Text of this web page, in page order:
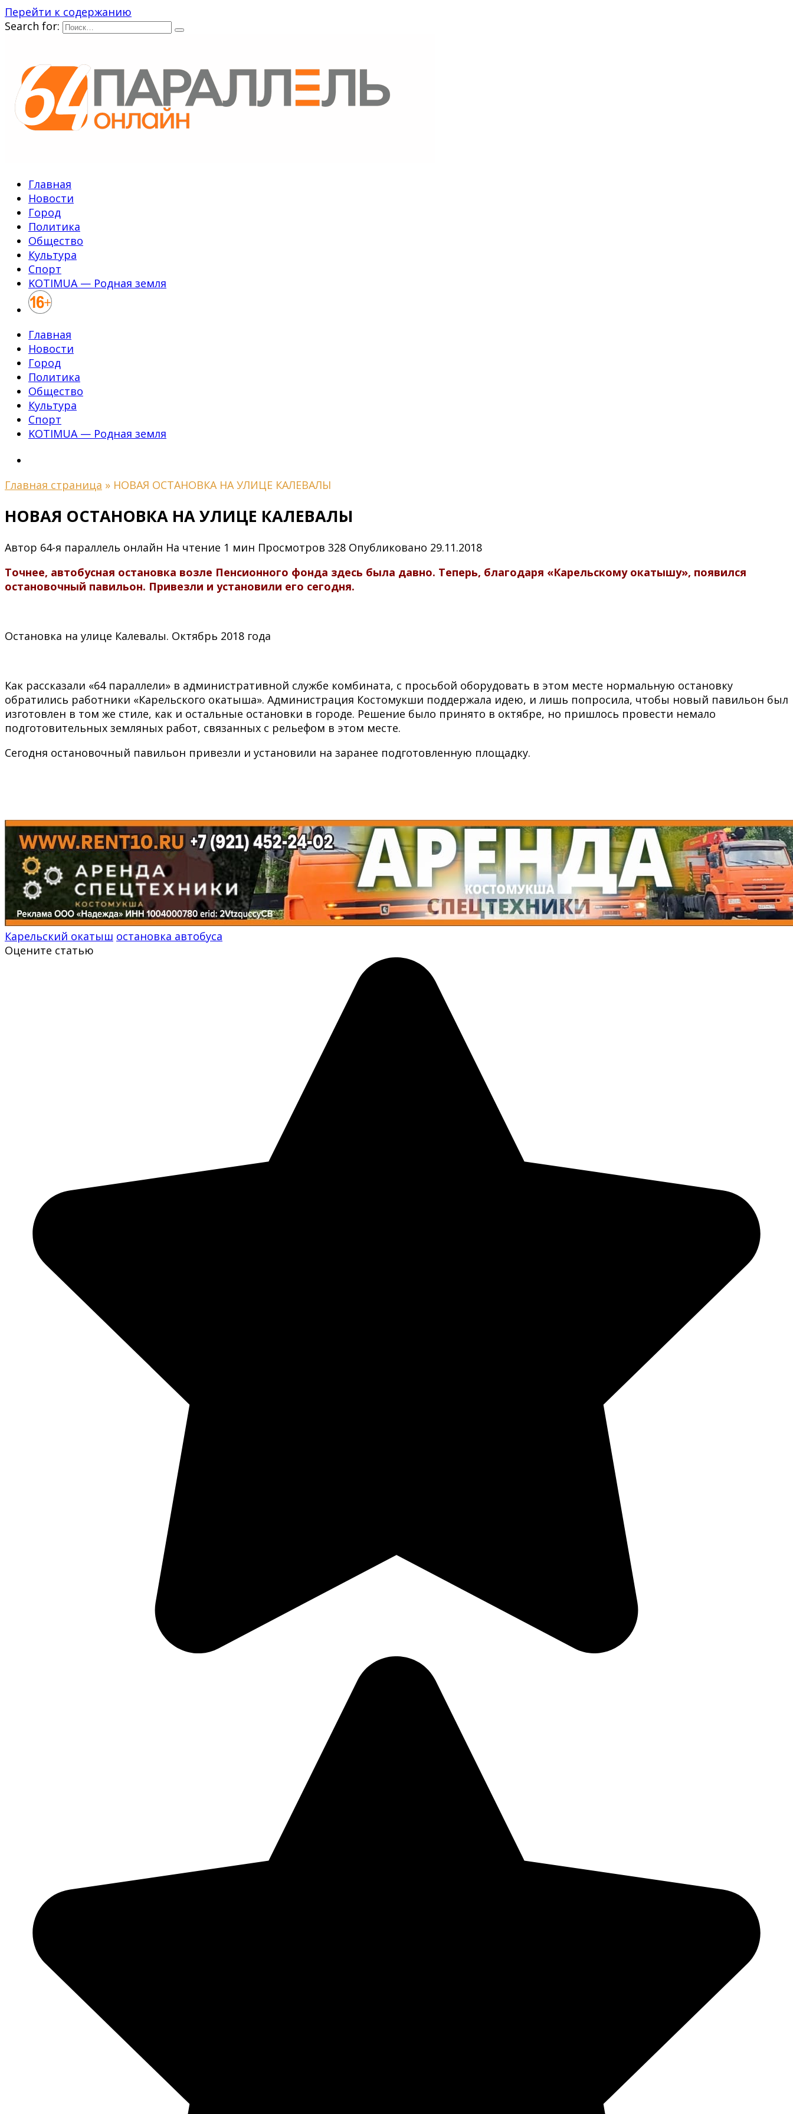
Перейти к содержанию
Search for:
Главная
Новости
Город
Политика
Общество
Культура
Спорт
KOTIMUA — Родная земля
Главная
Новости
Город
Политика
Общество
Культура
Спорт
KOTIMUA — Родная земля
Главная страница » НОВАЯ ОСТАНОВКА НА УЛИЦЕ КАЛЕВАЛЫ
НОВАЯ ОСТАНОВКА НА УЛИЦЕ КАЛЕВАЛЫ
Автор 64-я параллель онлайн На чтение 1 мин Просмотров 328 Опубликовано 29.11.2018
Точнее, автобусная остановка возле Пенсионного фонда здесь была давно. Теперь, благодаря «Карельскому окатышу», появился
остановочный павильон. Привезли и установили его сегодня.
Остановка на улице Калевалы. Октябрь 2018 года
Как рассказали «64 параллели» в административной службе комбината, с просьбой оборудовать в этом месте нормальную остановку
обратились работники «Карельского окатыша». Администрация Костомукши поддержала идею, и лишь попросила, чтобы новый павильон был
изготовлен в том же стиле, как и остальные остановки в городе. Решение было принято в октябре, но пришлось провести немало
подготовительных земляных работ, связанных с рельефом в этом месте.
Сегодня остановочный павильон привезли и установили на заранее подготовленную площадку.
Карельский окатыш остановка автобуса
Оцените статью